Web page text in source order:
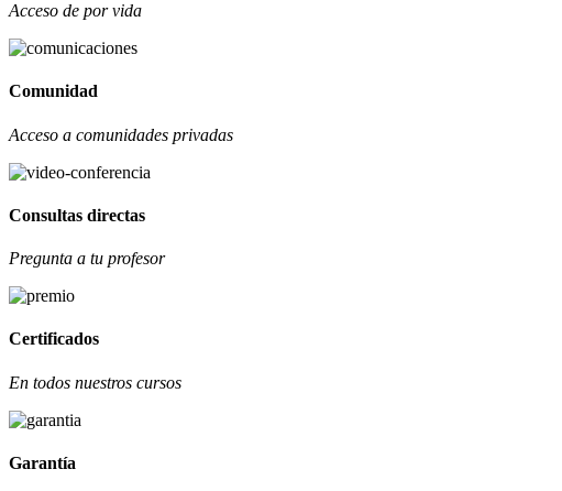
Acceso de por vida
Comunidad
Acceso a comunidades privadas
Consultas directas
Pregunta a tu profesor
Certificados
En todos nuestros cursos
Garantía